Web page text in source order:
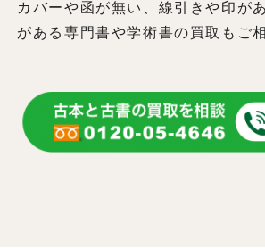
カバーや函が無い、線引きや印が
がある専門書や学術書の買取もご